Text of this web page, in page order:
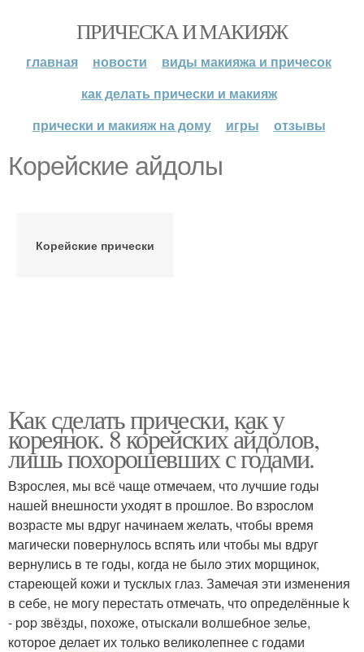
ПРИЧЕСКА И МАКИЯЖ
главная новости
виды макияжа и причесок
как делать прически и макияж
прически и макияж на дому
игры отзывы
Корейские айдолы
Корейские прически
Как сделать прически, как у
кореянок. 8 корейских айдолов,
лишь похорошевших с годами.
Взрослея, мы всё чаще отмечаем, что лучшие годы
нашей внешности уходят в прошлое. Во взрослом
возрасте мы вдруг начинаем желать, чтобы время
магически повернулось вспять или чтобы мы вдруг
вернулись в те годы, когда не было этих морщинок,
стареющей кожи и тусклых глаз. Замечая эти изменения
в себе, не могу перестать отмечать, что определённые k
- pop звёзды, похоже, отыскали волшебное зелье,
которое делает их только великолепнее с годами